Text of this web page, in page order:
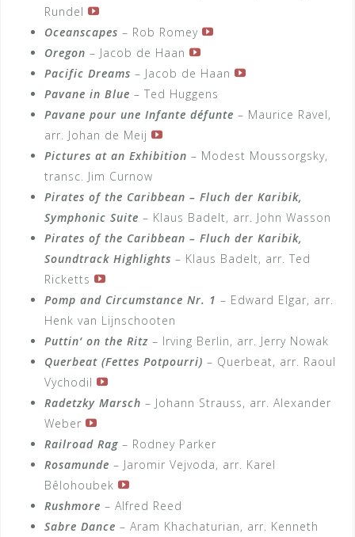
Rundel
Oceanscapes – Rob Romey
Oregon – Jacob de Haan
Pacific Dreams – Jacob de Haan
Pavane in Blue – Ted Huggens
Pavane pour une Infante défunte – Maurice Ravel,
arr. Johan de Meij
Pictures at an Exhibition – Modest Moussorgsky,
transc. Jim Curnow
Pirates of the Caribbean – Fluch der Karibik,
Symphonic Suite – Klaus Badelt, arr. John Wasson
Pirates of the Caribbean – Fluch der Karibik,
Soundtrack Highlights – Klaus Badelt, arr. Ted
Ricketts
Pomp and Circumstance Nr. 1 – Edward Elgar, arr.
Henk van Lijnschooten
Puttin‘ on the Ritz – Irving Berlin, arr. Jerry Nowak
Querbeat (Fettes Potpourri) – Querbeat, arr. Raoul
Vychodil
Radetzky Marsch – Johann Strauss, arr. Alexander
Weber
Railroad Rag – Rodney Parker
Rosamunde – Jaromir Vejvoda, arr. Karel
Bêlohoubek
Rushmore – Alfred Reed
Sabre Dance – Aram Khachaturian, arr. Kenneth